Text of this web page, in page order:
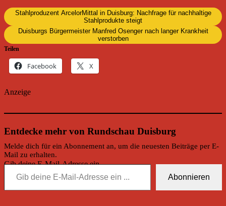
Stahlproduzent ArcelorMittal in Duisburg: Nachfrage für nachhaltige
Stahlprodukte steigt
Duisburgs Bürgermeister Manfred Osenger nach langer Krankheit
verstorben
Teilen
Facebook X
Anzeige
Entdecke mehr von Rundschau Duisburg
Melde dich für ein Abonnement an, um die neuesten Beiträge per E-
Mail zu erhalten.
Gib deine E-Mail-Adresse ein ...
Abonnieren